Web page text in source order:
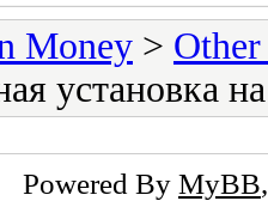
Money >
установка
Powered By MyBB